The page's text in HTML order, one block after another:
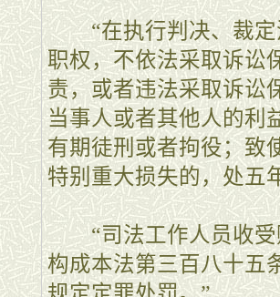
“在执行判决、裁定
职权，不依法采取诉讼
责，或者违法采取诉讼
当事人或者其他人的利
有期徒刑或者拘役；致
特别重大损失的，处五
“司法工作人员收受
构成本法第三百八十五